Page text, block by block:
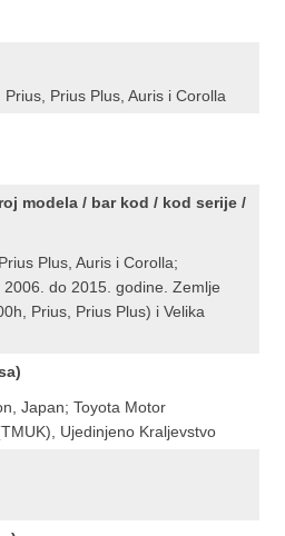
Prius Plus, Auris i Corolla
modela / bar kod / kod serije /
Plus, Auris i Corolla;
do 2015. godine. Zemlje
Prius, Prius Plus) i Velika
Japan; Toyota Motor
Ujedinjeno Kraljevstvo